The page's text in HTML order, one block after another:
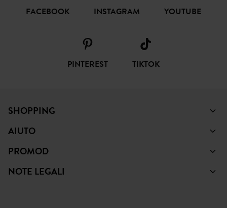
FACEBOOK INSTAGRAM YOUTUBE
PINTEREST TIKTOK
SHOPPING
AIUTO
PROMOD
NOTE LEGALI